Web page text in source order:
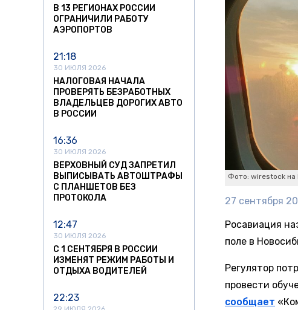
В 13 РЕГИОНАХ РОССИИ
ОГРАНИЧИЛИ РАБОТУ
АЭРОПОРТОВ
21:18
30 ИЮЛЯ 2026
НАЛОГОВАЯ НАЧАЛА
ПРОВЕРЯТЬ БЕЗРАБОТНЫХ
ВЛАДЕЛЬЦЕВ ДОРОГИХ АВТО
В РОССИИ
16:36
30 ИЮЛЯ 2026
ВЕРХОВНЫЙ СУД ЗАПРЕТИЛ
ВЫПИСЫВАТЬ АВТОШТРАФЫ
С ПЛАНШЕТОВ БЕЗ
ПРОТОКОЛА
12:47
30 ИЮЛЯ 2026
С 1 СЕНТЯБРЯ В РОССИИ
ИЗМЕНЯТ РЕЖИМ РАБОТЫ И
ОТДЫХА ВОДИТЕЛЕЙ
22:23
Фото: wirestock на
27 сентября
Росавиация
поле в
Регулятор
провести
сообщает